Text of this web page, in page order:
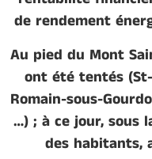
de rendement
Au pied du Mont
ont été tentés
Romain-sous-
…) ; à ce jour, sous
des habitants,